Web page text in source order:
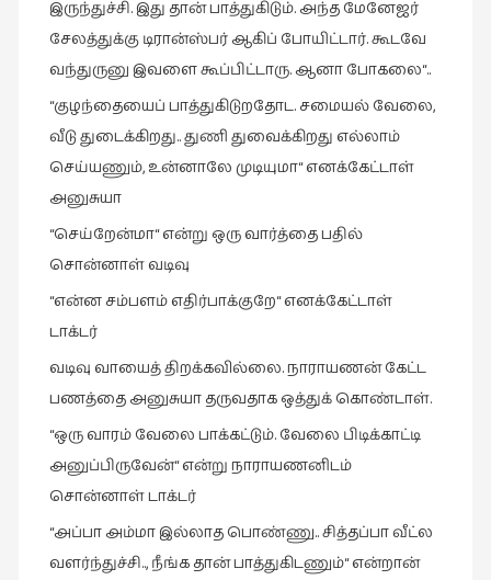
இருந்துச்சி. இது தான் பாத்துகிடும். அந்த மேனேஜர்
சேலத்துக்கு டிரான்ஸ்பர் ஆகிப் போயிட்டார். கூடவே
வந்துருனு இவளை கூப்பிட்டாரு. ஆனா போகலை“..
“குழந்தையைப் பாத்துகிடுறதோட. சமையல் வேலை,
வீடு துடைக்கிறது.. துணி துவைக்கிறது எல்லாம்
செய்யணும், உன்னாலே முடியுமா“ எனக்கேட்டாள்
அனுசுயா
“செய்றேன்மா“ என்று ஒரு வார்த்தை பதில்
சொன்னாள் வடிவு
“என்ன சம்பளம் எதிர்பாக்குறே“ எனக்கேட்டாள்
டாக்டர்
வடிவு வாயைத் திறக்கவில்லை. நாராயணன் கேட்ட
பணத்தை அனுசுயா தருவதாக ஒத்துக் கொண்டாள்.
“ஒரு வாரம் வேலை பாக்கட்டும். வேலை பிடிக்காட்டி
அனுப்பிருவேன்“ என்று நாராயணனிடம்
சொன்னாள் டாக்டர்
“அப்பா அம்மா இல்லாத பொண்ணு.. சித்தப்பா வீட்ல
வளர்ந்துச்சி.., நீங்க தான் பாத்துகிடணும்“ என்றான்